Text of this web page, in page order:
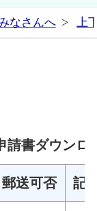
なさんへ 上
請書ダウンロ
郵送可否 記